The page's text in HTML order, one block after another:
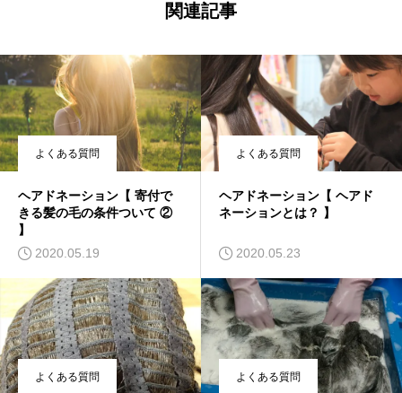
関連記事
よくある質問
ヘアドネーション【 寄付で
きる髪の毛の条件ついて ②
】
2020.05.19
よくある質問
ヘアドネーション【 ヘアド
ネーションとは？ 】
2020.05.23
よくある質問 よくある質問